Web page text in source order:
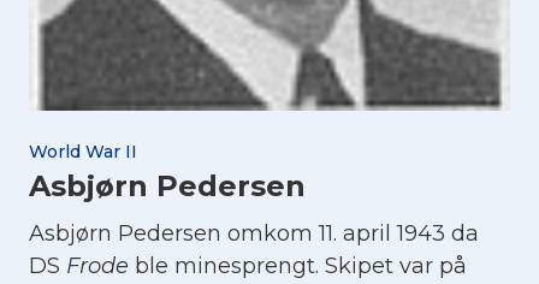
World War II
Asbjørn Pedersen
Asbjørn Pedersen omkom 11. april 1943 da
DS Frode ble minesprengt. Skipet var på